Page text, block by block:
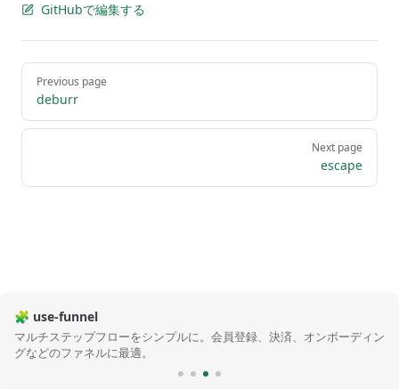
GitHubで編集する
Pager
Previous page
deburr
Next page
escape
🧩 use-funnel
マルチステップフローをシンプルに。会員登録、決済、オンボーディン
グなどのファネルに最適。